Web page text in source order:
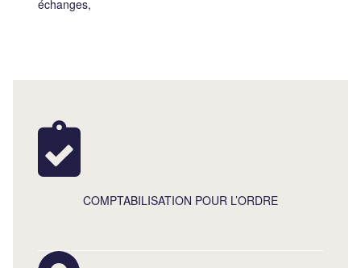
échanges,
COMPTABILISATION POUR L’ORDRE